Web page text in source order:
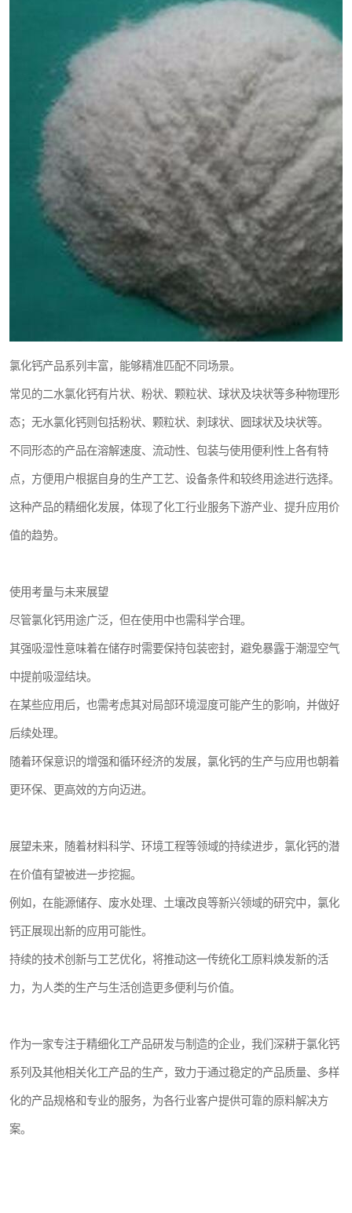
氯化钙产品系列丰富，能够精准匹配不同场景。
常见的二水氯化钙有片状、粉状、颗粒状、球状及块状等多种物理形
态；无水氯化钙则包括粉状、颗粒状、刺球状、圆球状及块状等。
不同形态的产品在溶解速度、流动性、包装与使用便利性上各有特
点，方便用户根据自身的生产工艺、设备条件和较终用途进行选择。
这种产品的精细化发展，体现了化工行业服务下游产业、提升应用价
值的趋势。
使用考量与未来展望
尽管氯化钙用途广泛，但在使用中也需科学合理。
其强吸湿性意味着在储存时需要保持包装密封，避免暴露于潮湿空气
中提前吸湿结块。
在某些应用后，也需考虑其对局部环境湿度可能产生的影响，并做好
后续处理。
随着环保意识的增强和循环经济的发展，氯化钙的生产与应用也朝着
更环保、更高效的方向迈进。
展望未来，随着材料科学、环境工程等领域的持续进步，氯化钙的潜
在价值有望被进一步挖掘。
例如，在能源储存、废水处理、土壤改良等新兴领域的研究中，氯化
钙正展现出新的应用可能性。
持续的技术创新与工艺优化，将推动这一传统化工原料焕发新的活
力，为人类的生产与生活创造更多便利与价值。
作为一家专注于精细化工产品研发与制造的企业，我们深耕于氯化钙
系列及其他相关化工产品的生产，致力于通过稳定的产品质量、多样
化的产品规格和专业的服务，为各行业客户提供可靠的原料解决方
案。